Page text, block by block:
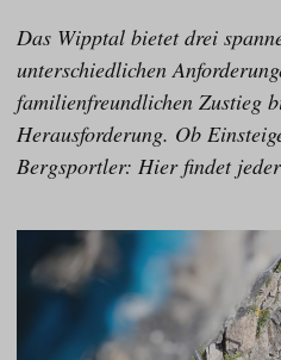
Das Wipptal bietet drei
unterschiedlichen
familienfreundlichen Zustieg
Herausforderung. Ob
Bergsportler: Hier findet